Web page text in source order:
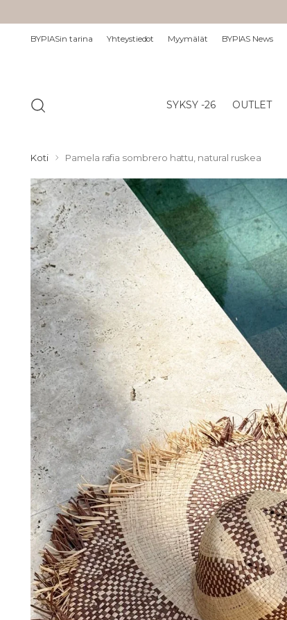
BYPIASin tarina Yhteystiedot Myymälät BYPIAS News
SYKSY -26 OUTLET
Koti Pamela rafia sombrero hattu, natural ruskea